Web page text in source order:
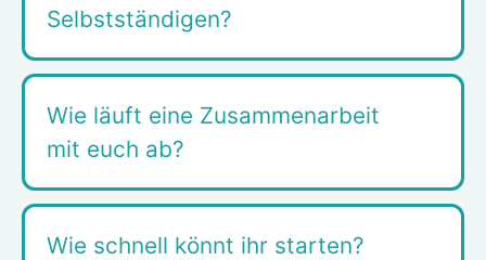
Selbstständigen?
Wie läuft eine Zusammenarbeit
mit euch ab?
Wie schnell könnt ihr starten?